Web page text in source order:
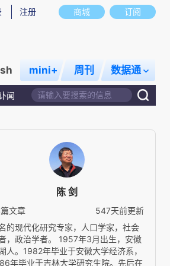
商城 订阅
注册
mini+ 周刊 数据通
闻
陈 剑
文章
547天前更新
的现代化研究专家，人口学家，社会
，政治学者。 1957年3月出生，安徽
人。1982年毕业于安徽大学经济系，
年毕业于吉林大学研究生院。先后在